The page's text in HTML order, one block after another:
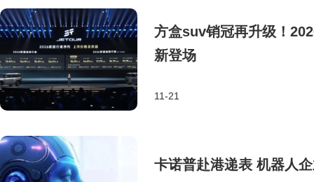
方盒suv销冠再升级！
新登场
11-21
卡诺普赴港递表 机器人